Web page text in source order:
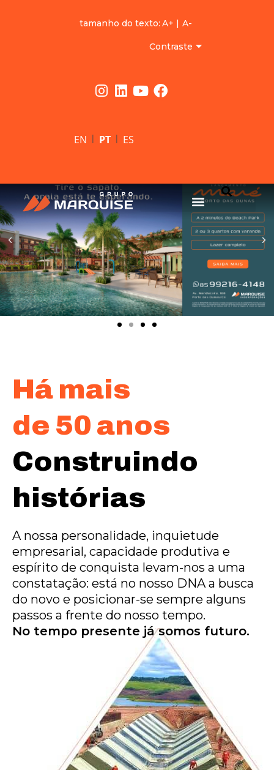
tamanho do texto: A+ | A-
Contraste
EN | PT | ES
Há mais
de 50 anos
Construindo
histórias
A nossa personalidade, inquietude
empresarial, capacidade produtiva e
espírito de conquista levam-nos a uma
constatação: está no nosso DNA a busca
do novo e posicionar-se sempre alguns
passos a frente do nosso tempo.
No tempo presente já somos futuro.